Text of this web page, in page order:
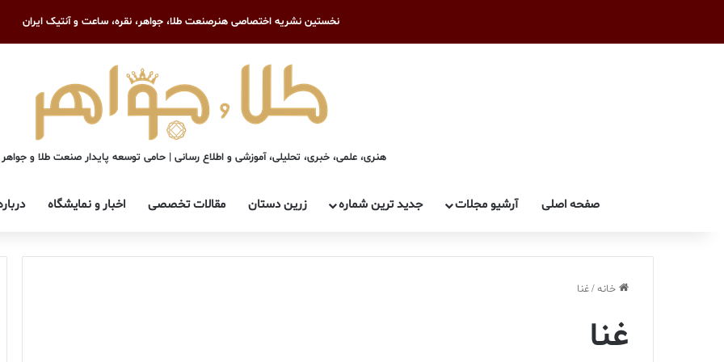
نخستین نشریه اختصاصی هنرصنعت طلا، جواهر، نقره، ساعت و آنتیک ایران
هنری، علمی، خبری، تحلیلی، آموزشی و اطلاع رسانی | حامی توسعه پایدار صنعت طلا و
صفحه اصلی آرشیو مجلات جدید ترین شماره زرین دستان مقالات تخصصی اخبار و نمایشگاه
خانه/غنا
غنا